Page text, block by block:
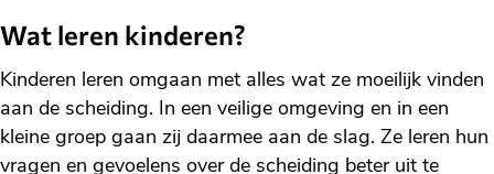
Wat leren kinderen?
Kinderen leren omgaan met alles wat ze moeilijk vinden
aan de scheiding. In een veilige omgeving en in een
kleine groep gaan zij daarmee aan de slag. Ze leren hun
vragen en gevoelens over de scheiding beter uit te